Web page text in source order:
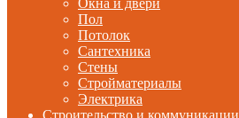
Окна и двери
Пол
Потолок
Сантехника
Стены
Стройматериалы
Электрика
Строительство и коммуникации